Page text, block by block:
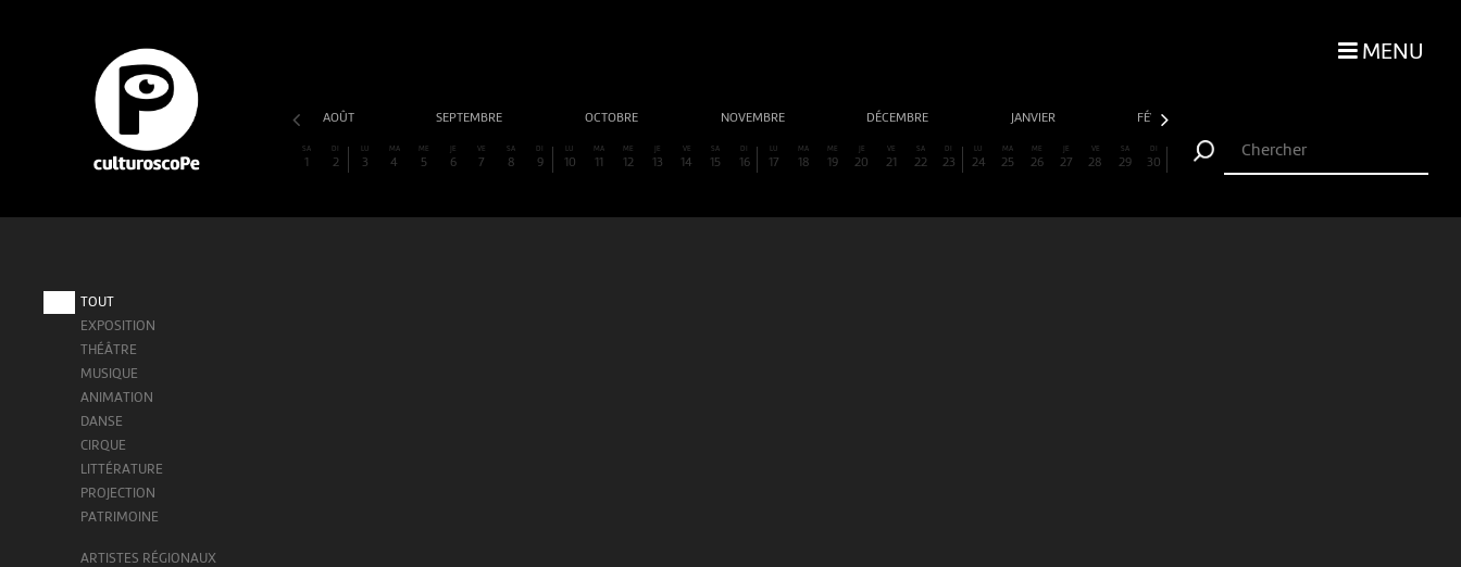
MENU
AOÛT SEPTEMBRE OCTOBRE NOVEMBRE DÉCEMBRE JANVIER FÉVRIER
SA
1
DI
2
LU
3
MA
4
ME
5
JE
6
VE
7
SA
8
DI
9
LU
10
MA
11
ME
12
JE
13
VE
14
SA
15
DI
16
LU
17
MA
18
ME
19
JE
20
VE
21
SA
22
DI
23
LU
24
MA
25
ME
26
JE
27
VE
28
SA
29
DI
30
TOUT
EXPOSITION
THÉÂTRE
MUSIQUE
ANIMATION
DANSE
CIRQUE
LITTÉRATURE
PROJECTION
PATRIMOINE
ARTISTES RÉGIONAUX